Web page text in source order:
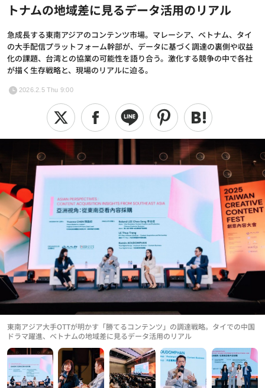
トナムの地域差に見るデータ活用のリアル
急成長する東南アジアのコンテンツ市場。マレーシア、ベトナム、タイ
の大手配信プラットフォーム幹部が、データに基づく調達の裏側や収益
化の課題、台湾との協業の可能性を語り合う。激化する競争の中で各社
が描く生存戦略と、現場のリアルに迫る。
2026.2.5 Thu 9:00
東南アジア大手OTTが明かす「勝てるコンテンツ」の調達戦略。タイでの中国
ドラマ躍進、ベトナムの地域差に見るデータ活用のリアル